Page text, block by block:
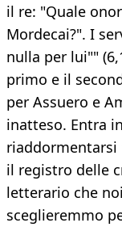
il re: "Quale
Mordecai?". I
nulla per lui""
primo e il
per Assuero e
inatteso. Entra
riaddormentarsi
il registro delle
letterario che
sceglieremmo